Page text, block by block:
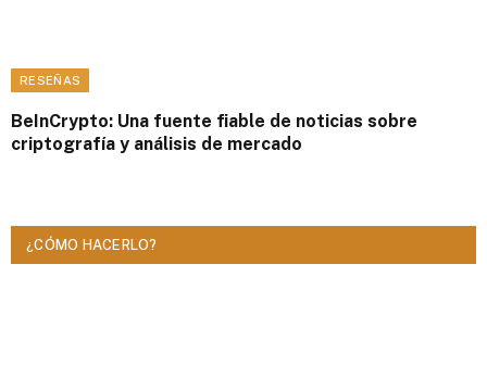
RESEÑAS
BeInCrypto: Una fuente fiable de noticias sobre
criptografía y análisis de mercado
¿CÓMO HACERLO?